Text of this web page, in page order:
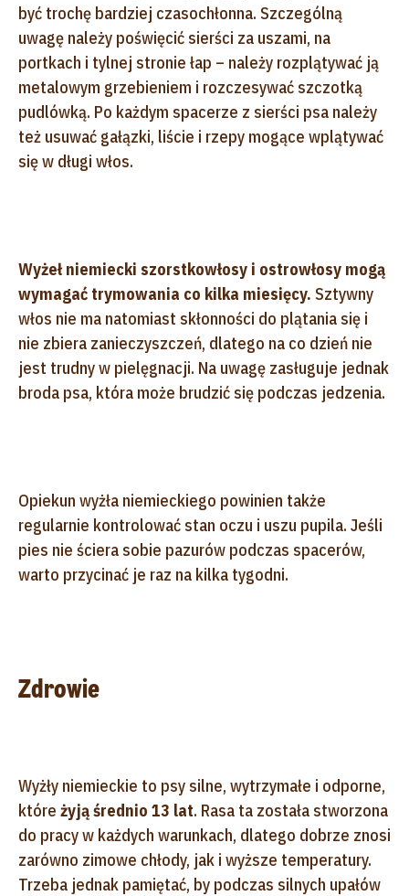
być trochę bardziej czasochłonna. Szczególną
uwagę należy poświęcić sierści za uszami, na
portkach i tylnej stronie łap – należy rozplątywać ją
metalowym grzebieniem i rozczesywać szczotką
pudlówką. Po każdym spacerze z sierści psa należy
też usuwać gałązki, liście i rzepy mogące wplątywać
się w długi włos.
Wyżeł niemiecki szorstkowłosy i ostrowłosy mogą
wymagać trymowania co kilka miesięcy. Sztywny
włos nie ma natomiast skłonności do plątania się i
nie zbiera zanieczyszczeń, dlatego na co dzień nie
jest trudny w pielęgnacji. Na uwagę zasługuje jednak
broda psa, która może brudzić się podczas jedzenia.
Opiekun wyżła niemieckiego powinien także
regularnie kontrolować stan oczu i uszu pupila. Jeśli
pies nie ściera sobie pazurów podczas spacerów,
warto przycinać je raz na kilka tygodni.
Zdrowie
Wyżły niemieckie to psy silne, wytrzymałe i odporne,
które żyją średnio 13 lat. Rasa ta została stworzona
do pracy w każdych warunkach, dlatego dobrze znosi
zarówno zimowe chłody, jak i wyższe temperatury.
Trzeba jednak pamiętać, by podczas silnych upałów